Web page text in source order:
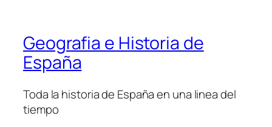
Geografia e Historia de
España
Toda la historia de España en una linea del
tiempo